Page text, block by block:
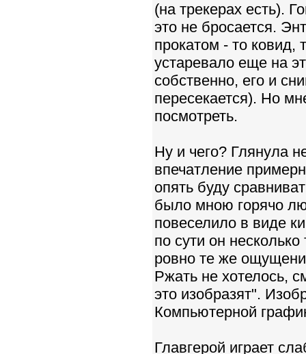
(на трекерах есть).
это не бросается.
прокатом - то ковид,
устаревало еще на
собственно, его и
пересекается). Но
посмотреть.
Ну и чего? Глянула
впечатление
опять буду
было мною горячо
повеселило в виде
по сути он
ровно те же
Ржать не хотелось,
это изобразят".
Компьютерной
Главгерой играет